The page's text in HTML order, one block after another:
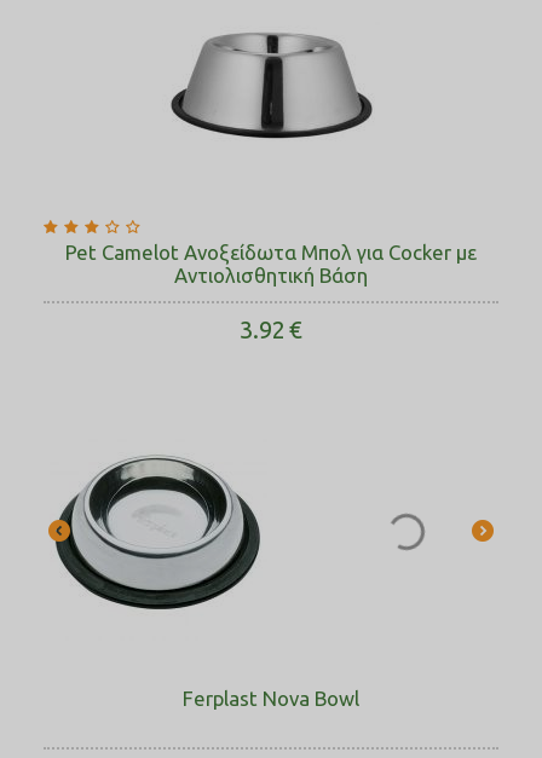
Pet Camelot Ανοξείδωτα Μπολ για Cocker με
Αντιολισθητική Βάση
3.92 €
Ferplast Nova Bowl